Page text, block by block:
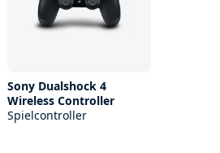
Sony Dualshock 4
Wireless Controller
Spielcontroller